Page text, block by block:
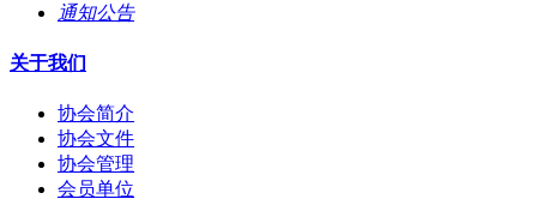
通知公告
关于我们
协会简介
协会文件
协会管理
会员单位